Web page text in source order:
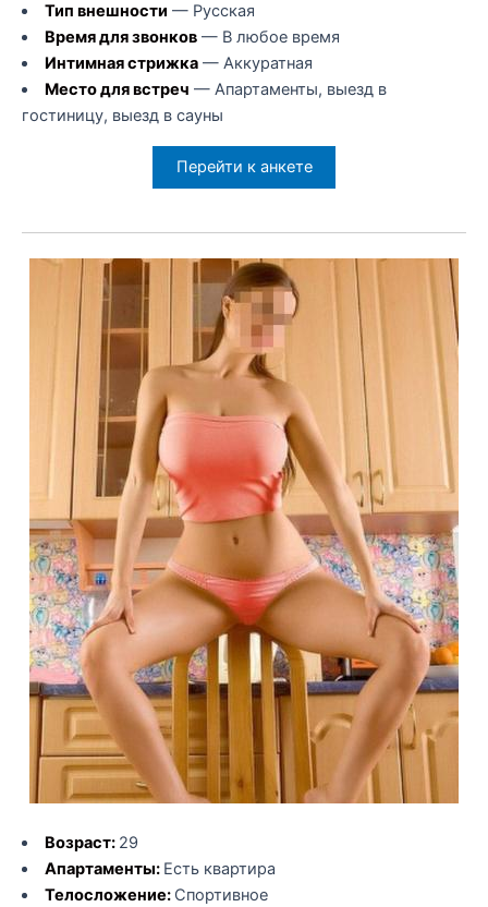
Тип внешности — Русская
Время для звонков— В любое время
Интимная стрижка— Аккуратная
Место для встреч — Апартаменты, выезд в
гостиницу, выезд в сауны
Перейти к анкете
Возраст: 29
Апартаменты: Есть квартира
Телосложение: Спортивное